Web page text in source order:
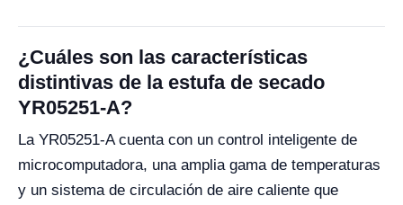
¿Cuáles son las características
distintivas de la estufa de secado
YR05251-A?
La YR05251-A cuenta con un control inteligente de
microcomputadora, una amplia gama de temperaturas
y un sistema de circulación de aire caliente que